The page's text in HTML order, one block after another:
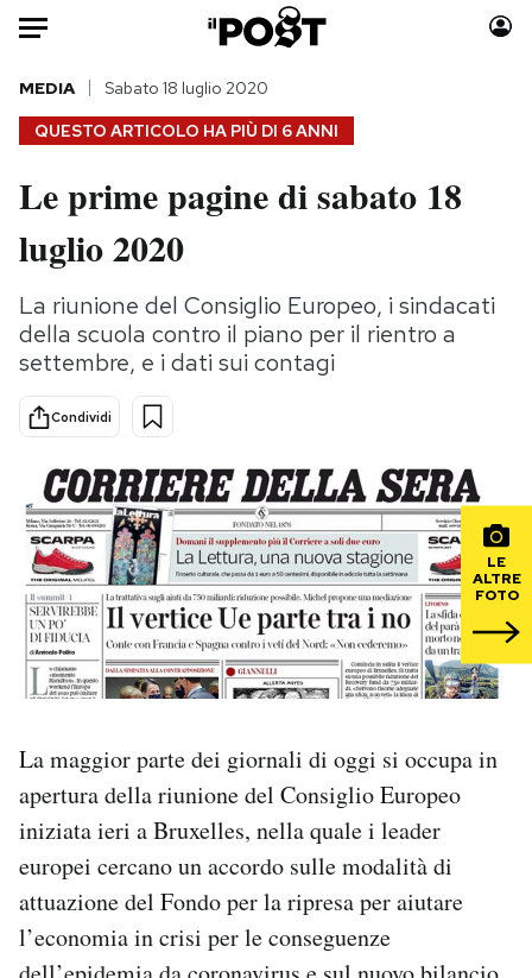
HOME
Italia
Politica
Tecnologia
Internet
Scienza
Cultura
Economia
Sport
Moda
Storie/Idee
Ok Boomer!
Media
Mondiali calcio 2026
PODCAST
NEWSLETTER
CALENDARIO
AREA PERSONALE
QUESTO ARTICOLO HA PIÙ DI 6 ANNI
MEDIA Sabato 18 luglio 2020
Le prime pagine di sabato 18
luglio 2020
La riunione del Consiglio Europeo, i sindacati
della scuola contro il piano per il rientro a
settembre, e i dati sui contagi
Condividi
LE
ALTRE
FOTO
La maggior parte dei giornali di oggi si occupa in
apertura della riunione del Consiglio Europeo
iniziata ieri a Bruxelles, nella quale i leader
europei cercano un accordo sulle modalità di
attuazione del Fondo per la ripresa per aiutare
l’economia in crisi per le conseguenze